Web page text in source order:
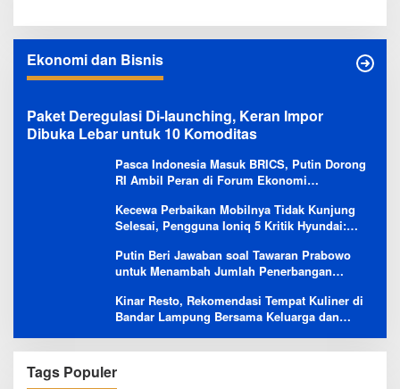
Ekonomi dan Bisnis
Paket Deregulasi Di-launching, Keran Impor
Dibuka Lebar untuk 10 Komoditas
Pasca Indonesia Masuk BRICS, Putin Dorong
RI Ambil Peran di Forum Ekonomi
Kecewa Perbaikan Mobilnya Tidak Kunjung
Selesai, Pengguna Ioniq 5 Kritik Hyundai:
Sales
Putin Beri Jawaban soal Tawaran Prabowo
untuk Menambah Jumlah Penerbangan
Kinar Resto, Rekomendasi Tempat Kuliner di
Bandar Lampung Bersama Keluarga dan
Tags Populer